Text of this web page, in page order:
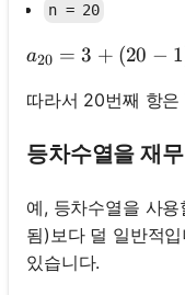
n = 20
a20 = 3 + (20 − 1
따라서 20번째 항은
등차수열을 재
예, 등차수열을 사
됨)보다 덜 일반적
있습니다.